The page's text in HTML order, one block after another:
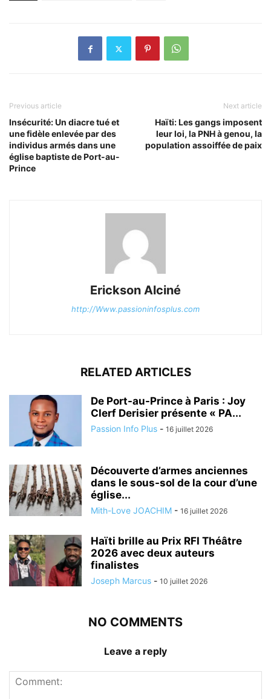
Previous article
Insécurité: Un diacre tué et
une fidèle enlevée par des
individus armés dans une
église baptiste de Port-au-
Prince
Next article
Haïti: Les gangs imposent
leur loi, la PNH à genou, la
population assoiffée de paix
Erickson Alciné
http://Www.passioninfosplus.com
RELATED ARTICLES
De Port-au-Prince à Paris : Joy
Clerf Derisier présente « PA...
Passion Info Plus - 16 juillet 2026
Découverte d’armes anciennes
dans le sous-sol de la cour d’une
église...
Mith-Love JOACHIM - 16 juillet 2026
Haïti brille au Prix RFI Théâtre
2026 avec deux auteurs
finalistes
Joseph Marcus - 10 juillet 2026
NO COMMENTS
Leave a reply